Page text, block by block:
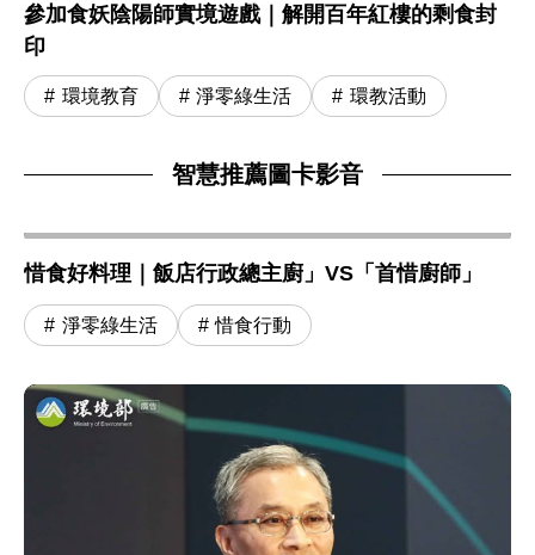
參加食妖陰陽師實境遊戲｜解開百年紅樓的剩食封
印
環境教育 淨零綠生活 環教活動
智慧推薦圖卡影音
惜食好料理｜飯店行政總主廚」VS「首惜廚師」
淨零綠生活 惜食行動